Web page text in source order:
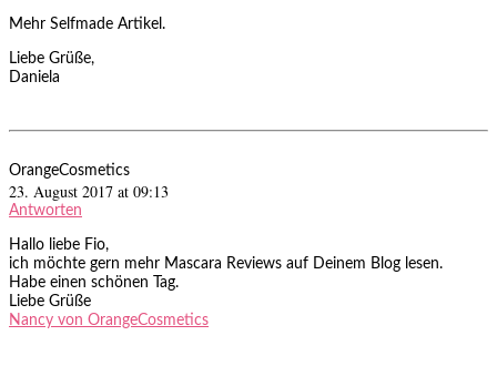
Mehr Selfmade Artikel.
Liebe Grüße,
Daniela
OrangeCosmetics
23. August 2017 at 09:13
Antworten
Hallo liebe Fio,
ich möchte gern mehr Mascara Reviews auf Deinem Blog lesen.
Habe einen schönen Tag.
Liebe Grüße
Nancy von OrangeCosmetics